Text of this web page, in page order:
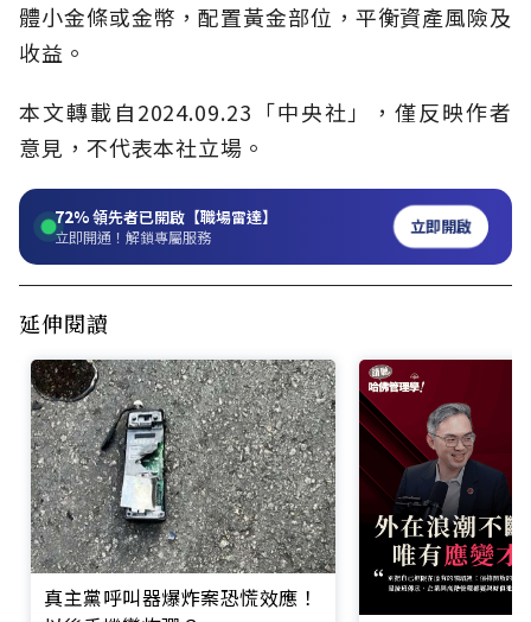
體小金條或金幣，配置黃金部位，平衡資產風險及
收益。
本文轉載自2024.09.23「中央社」，僅反映作者
意見，不代表本社立場。
72%領先者已開啟【職場雷達】
立即開通！解鎖專屬服務 立即開啟
延伸閱讀
真主黨呼叫器爆炸案恐慌效應！